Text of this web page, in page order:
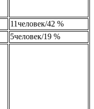
11человек/42 %
5человек/19 %